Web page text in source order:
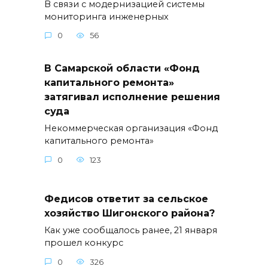
В связи с модернизацией системы
мониторинга инженерных
0 56
В Самарской области «Фонд
капитального ремонта»
затягивал исполнение решения
суда
Некоммерческая организация «Фонд
капитального ремонта»
0 123
Федисов ответит за сельское
хозяйство Шигонского района?
Как уже сообщалось ранее, 21 января
прошел конкурс
0 326